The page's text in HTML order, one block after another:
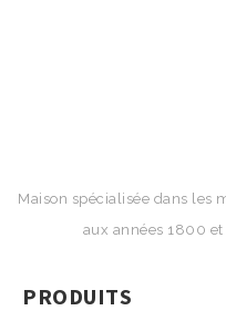
Maison spécialisée dans les
aux années 1800
PRODUITS